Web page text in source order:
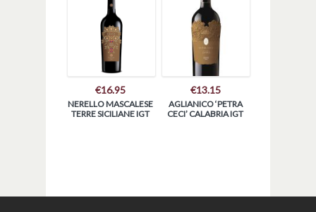
€16.95
NERELLO MASCALESE
TERRE SICILIANE IGT
€13.15
AGLIANICO ‘PETRA
CECI’ CALABRIA IGT